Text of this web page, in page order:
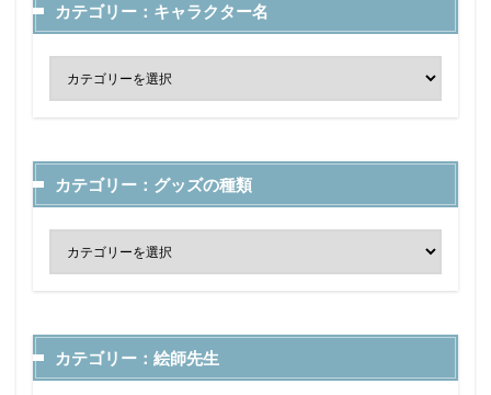
カテゴリー：キャラクター名
カテゴリー：グッズの種類
カテゴリー：絵師先生